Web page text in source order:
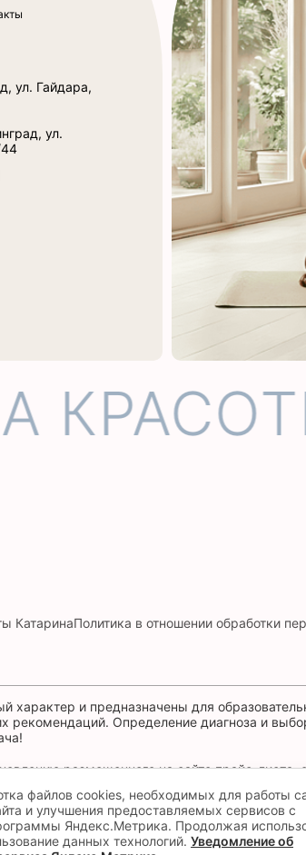
ул. Гайдара,
ул.
КатаринаПолитика в отношении обработки
и предназначены для
рекомендаций. Определение диагноза и
размещенного на сайте прайс-листа,
в контакт-центре по телефону +7 (4012)
файлов cookies, необходимых для работы
и улучшения предоставляемых сервисов с
Яндекс.Метрика. Продолжая
данных технологий.Уведомление об